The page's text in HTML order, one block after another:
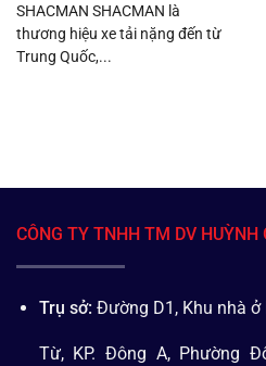
SHACMAN SHACMAN là
thương hiệu xe tải nặng đến từ
Trung Quốc,...
CÔNG TY TNHH TM DV HUỲNH
Trụ sở: Đường D1, Khu nhà ở
Từ, KP. Đông A, Phường